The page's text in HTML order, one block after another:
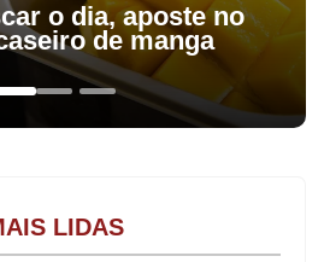
o dia, aposte no
de manga
LIDAS